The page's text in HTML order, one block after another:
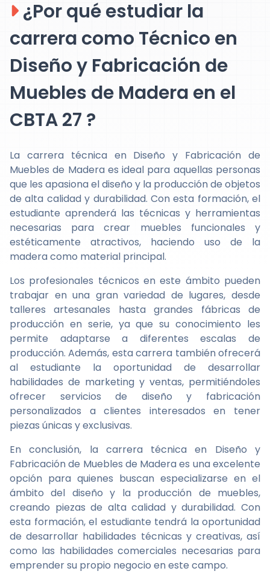
¿Por qué estudiar la
carrera como Técnico en
Diseño y Fabricación de
Muebles de Madera en el
CBTA 27 ?
La carrera técnica en Diseño y Fabricación de
Muebles de Madera es ideal para aquellas personas
que les apasiona el diseño y la producción de objetos
de alta calidad y durabilidad. Con esta formación, el
estudiante aprenderá las técnicas y herramientas
necesarias para crear muebles funcionales y
estéticamente atractivos, haciendo uso de la
madera como material principal.
Los profesionales técnicos en este ámbito pueden
trabajar en una gran variedad de lugares, desde
talleres artesanales hasta grandes fábricas de
producción en serie, ya que su conocimiento les
permite adaptarse a diferentes escalas de
producción. Además, esta carrera también ofrecerá
al estudiante la oportunidad de desarrollar
habilidades de marketing y ventas, permitiéndoles
ofrecer servicios de diseño y fabricación
personalizados a clientes interesados en tener
piezas únicas y exclusivas.
En conclusión, la carrera técnica en Diseño y
Fabricación de Muebles de Madera es una excelente
opción para quienes buscan especializarse en el
ámbito del diseño y la producción de muebles,
creando piezas de alta calidad y durabilidad. Con
esta formación, el estudiante tendrá la oportunidad
de desarrollar habilidades técnicas y creativas, así
como las habilidades comerciales necesarias para
emprender su propio negocio en este campo.